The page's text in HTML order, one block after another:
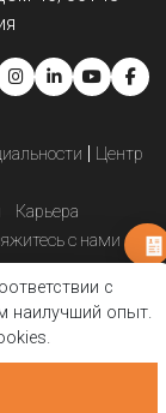
с
наилучший опыт.
| Центр
Карьера
с нами